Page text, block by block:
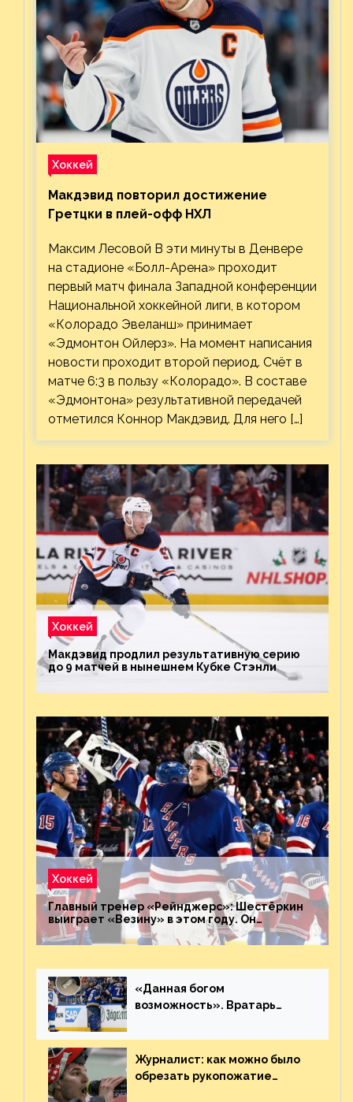
Хоккей
Макдэвид повторил достижение
Гретцки в плей-офф НХЛ
Максим Лесовой В эти минуты в Денвере
на стадионе «Болл-Арена» проходит
первый матч финала Западной конференции
Национальной хоккейной лиги, в котором
«Колорадо Эвеланш» принимает
«Эдмонтон Ойлерз». На момент написания
новости проходит второй период. Счёт в
матче 6:3 в пользу «Колорадо». В составе
«Эдмонтона» результативной передачей
отметился Коннор Макдэвид. Для него […]
Хоккей
Макдэвид продлил результативную серию
до 9 матчей в нынешнем Кубке Стэнли
Хоккей
Главный тренер «Рейнджерс»: Шестёркин
выиграет «Везину» в этом году. Он
невероятен
«Данная богом
возможность». Вратарь
броске бутылкой в Кадри
Журналист: как можно было
обрезать рукопожатие